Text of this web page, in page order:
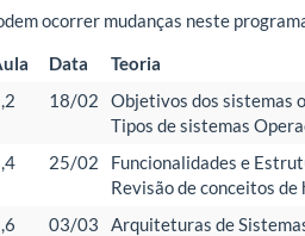
ocorrer mudanças neste
Data Teoria
18/02
Objetivos dos sistemas
Tipos de sistemas
25/02
Funcionalidades e
Revisão de conceitos de
03/03 Arquiteturas de